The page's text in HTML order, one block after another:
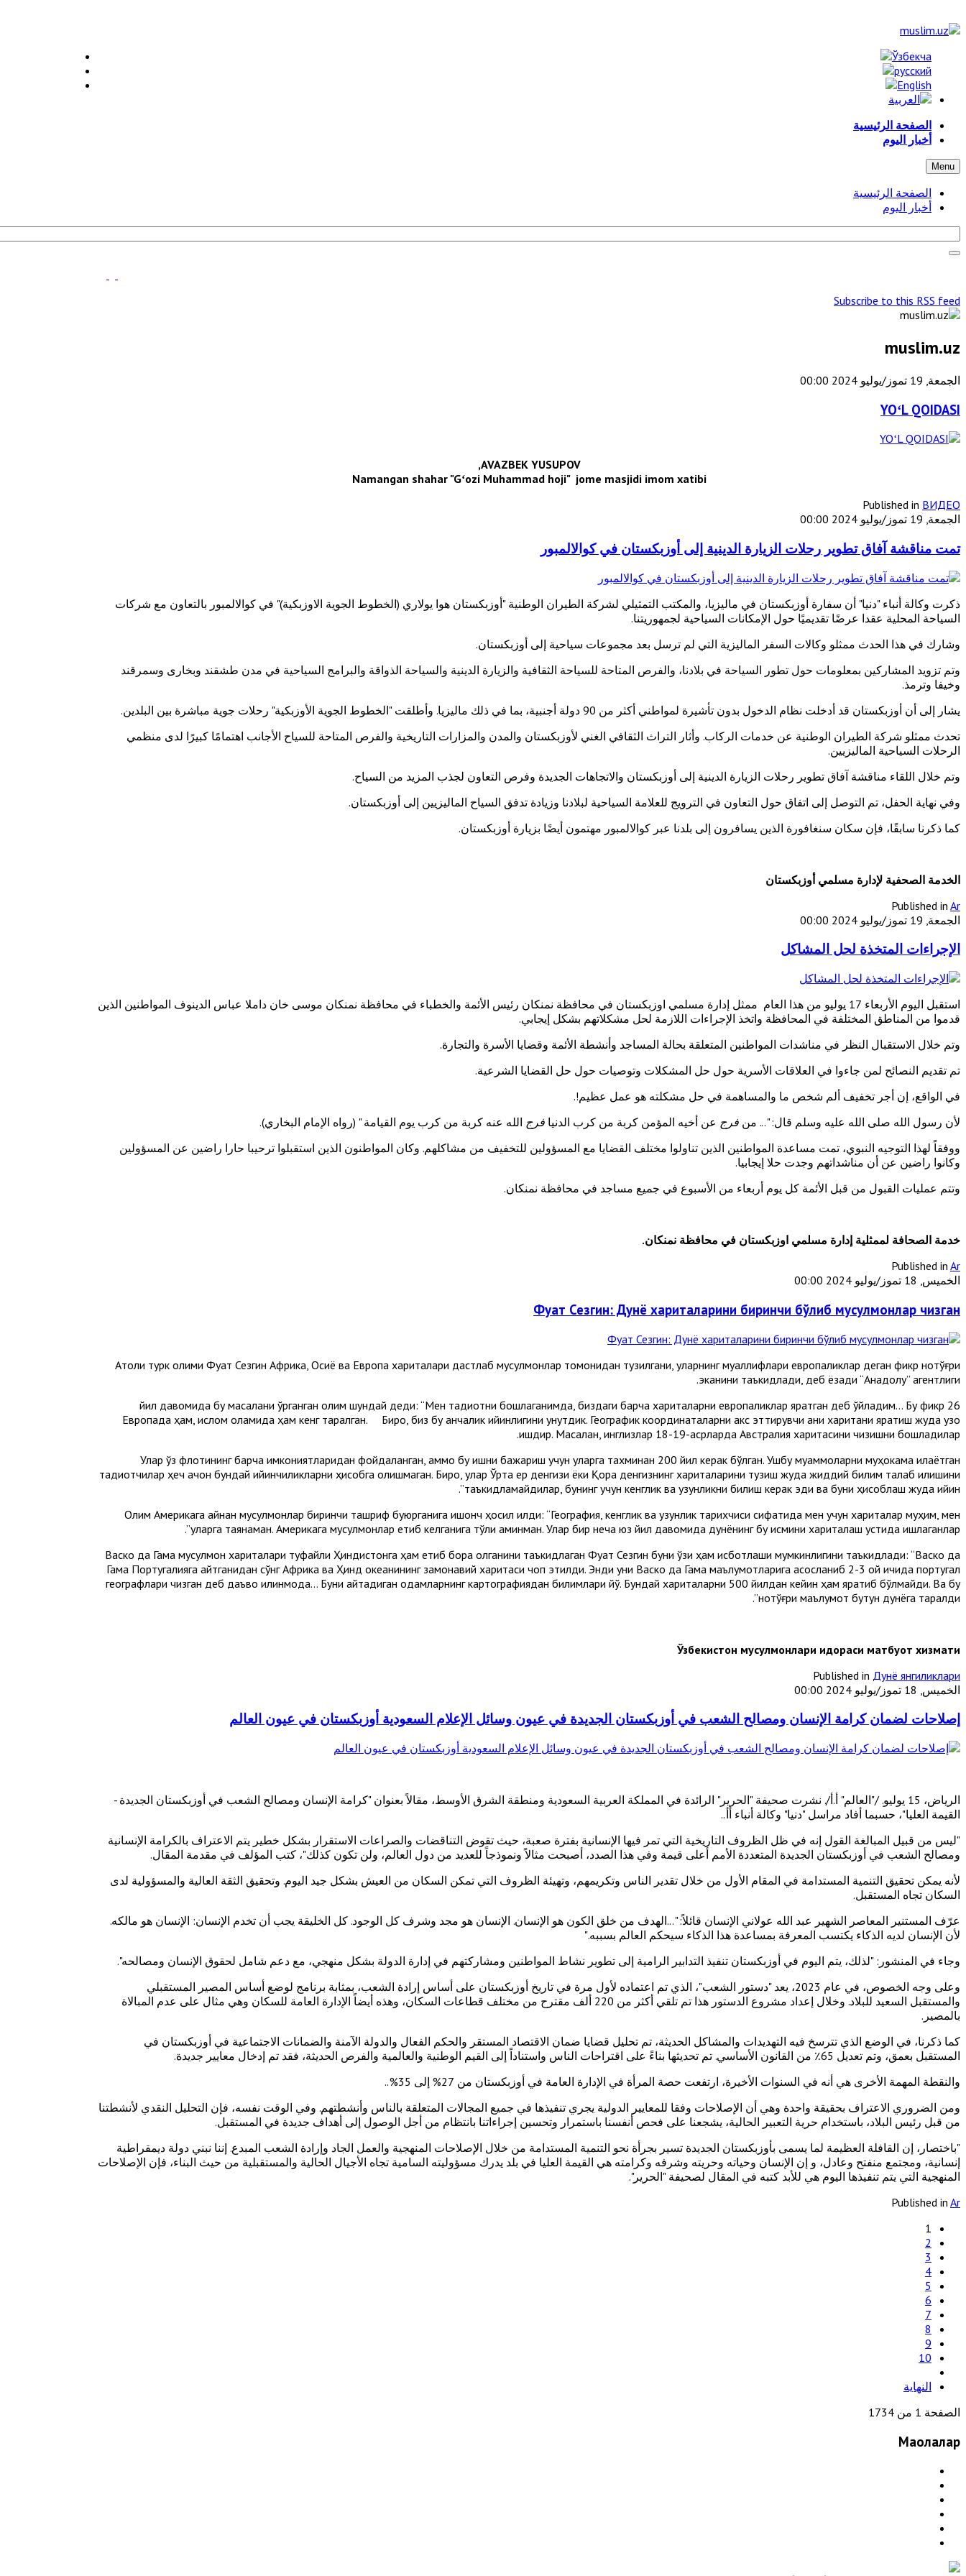
الصفحة الرئيسية
أخبار اليوم
Menu
الصفحة الرئيسية
أخبار اليوم
Subscribe to this RSS feed
muslim.uz
الجمعة, 19 تموز/يوليو 2024 00:00
YOʻL QOIDASI
AVAZBEK YUSUPOV,
Namangan shahar "Gʻozi Muhammad hoji" jome masjidi imom xatibi
Published in ВИДЕО
الجمعة, 19 تموز/يوليو 2024 00:00
تمت مناقشة آفاق تطوير رحلات الزيارة الدينية إلى أوزبكستان في كوالالمبور
ذكرت وكالة أنباء "دنيا" أن سفارة أوزبكستان في ماليزيا، والمكتب التمثيلي لشركة الطيران الوطنية "أوزبكستان هوا يولاري (الخطوط الجوية الاوزبكية)" في كوالالمبور بالتعاون مع شركات
السياحة المحلية عقدا عرضًا تقديميًا حول الإمكانات السياحية لجمهوريتنا.
وشارك في هذا الحدث ممثلو وكالات السفر الماليزية التي لم ترسل بعد مجموعات سياحية إلى أوزبكستان.
وتم تزويد المشاركين بمعلومات حول تطور السياحة في بلادنا، والفرص المتاحة للسياحة الثقافية والزيارة الدينية والسياحة الذواقة والبرامج السياحية في مدن طشقند وبخارى وسمرقند
وخيفا وترمذ.
يشار إلى أن أوزبكستان قد أدخلت نظام الدخول بدون تأشيرة لمواطني أكثر من 90 دولة أجنبية، بما في ذلك ماليزيا. وأطلقت "الخطوط الجوية الأوزبكية" رحلات جوية مباشرة بين البلدين.
تحدث ممثلو شركة الطيران الوطنية عن خدمات الركاب. وأثار التراث الثقافي الغني لأوزبكستان والمدن والمزارات التاريخية والفرص المتاحة للسياح الأجانب اهتمامًا كبيرًا لدى منظمي
الرحلات السياحية الماليزيين.
وتم خلال اللقاء مناقشة آفاق تطوير رحلات الزيارة الدينية إلى أوزبكستان والاتجاهات الجديدة وفرص التعاون لجذب المزيد من السياح.
وفي نهاية الحفل، تم التوصل إلى اتفاق حول التعاون في الترويج للعلامة السياحية لبلادنا وزيادة تدفق السياح الماليزيين إلى أوزبكستان.
كما ذكرنا سابقًا، فإن سكان سنغافورة الذين يسافرون إلى بلدنا عبر كوالالمبور مهتمون أيضًا بزيارة أوزبكستان.
الخدمة الصحفية لإدارة مسلمي أوزبكستان
Published in Ar
الجمعة, 19 تموز/يوليو 2024 00:00
الإجراءات المتخذة لحل المشاكل
استقبل اليوم الأربعاء 17 يوليو من هذا العام ممثل إدارة مسلمي اوزبكستان في محافظة نمنكان رئيس الأئمة والخطباء في محافظة نمنكان موسى خان داملا عباس الدينوف المواطنين الذين
قدموا من المناطق المختلفة في المحافظة واتخذ الإجراءات اللازمة لحل مشكلاتهم بشكل إيجابي.
وتم خلال الاستقبال النظر في مناشدات المواطنين المتعلقة بحالة المساجد وأنشطة الأئمة وقضايا الأسرة والتجارة.
تم تقديم النصائح لمن جاءوا في العلاقات الأسرية حول حل المشكلات وتوصيات حول حل القضايا الشرعية.
في الواقع، إن أجر تخفيف ألم شخص ما والمساهمة في حل مشكلته هو عمل عظيم!.
لأن رسول الله صلى الله عليه وسلم قال: "... من فرج عن أخيه المؤمن كربة من كرب الدنيا فرج الله عنه كربة من كرب يوم القيامة " (رواه الإمام البخاري).
ووفقاً لهذا التوجيه النبوي، تمت مساعدة المواطنين الذين تناولوا مختلف القضايا مع المسؤولين للتخفيف من مشاكلهم. وكان المواطنون الذين استقبلوا ترحيبا حارا راضين عن المسؤولين
وكانوا راضين عن أن مناشداتهم وجدت حلا إيجابيا.
وتتم عمليات القبول من قبل الأئمة كل يوم أربعاء من الأسبوع في جميع مساجد في محافظة نمنكان.
خدمة الصحافة لممثلية إدارة مسلمي اوزبكستان في محافظة نمنكان.
Published in Ar
الخميس, 18 تموز/يوليو 2024 00:00
Фуат Сезгин: Дунё хариталарини биринчи бўлиб мусулмонлар чизган
Aтоқли турк олими Фуат Сезгин Aфрика, Осиё ва Европа хариталари дастлаб мусулмонлар томонидан тузилгани, уларнинг муаллифлари европаликлар деган фикр нотўғри
эканини таъкидлади, деб ёзади “Aнадолу” агентлиги.
26 йил давомида бу масалани ўрганган олим шундай деди: “Мен тадқиқотни бошлаганимда, биздаги барча хариталарни европаликлар яратган деб ўйладим... Бу фикр
Европада ҳам, ислом оламида ҳам кенг тарқалган. Бироқ, биз бу қанчалик қийинлигини унутдик. Географик координаталарни акс эттирувчи аниқ харитани яратиш жуда узоқ
ишдир. Масалан, инглизлар 18-19-асрларда Aвстралия харитасини чизишни бошладилар.
Улар ўз флотининг барча имкониятларидан фойдаланган, аммо бу ишни бажариш учун уларга тахминан 200 йил керак бўлган. Ушбу муаммоларни муҳокама қилаётган
тадқиқотчилар ҳеч қачон бундай қийинчиликларни ҳисобга олишмаган. Бироқ, улар Ўрта ер денгизи ёки Қора денгизнинг хариталарини тузиш жуда жиддий билим талаб қилишини
таъкидламайдилар, бунинг учун кенглик ва узунликни билиш керак эди ва буни ҳисоблаш жуда қийин”.
Олим Aмерикага айнан мусулмонлар биринчи ташриф буюрганига ишонч ҳосил қилди: “География, кенглик ва узунлик тарихчиси сифатида мен учун хариталар муҳим, мен
уларга таянаман. Aмерикага мусулмонлар етиб келганига тўлиқ аминман. Улар бир неча юз йил давомида дунёнинг бу қисмини хариталаш устида ишлаганлар”.
Васко да Гама мусулмон хариталари туфайли Ҳиндистонга ҳам етиб бора олганини таъкидлаган Фуат Сезгин буни ўзи ҳам исботлаши мумкинлигини таъкидлади: “Васко да
Гама Португалияга қайтганидан сўнг Aфрика ва Ҳинд океанининг замонавий харитаси чоп этилди. Энди уни Васко да Гама маълумотларига асосланиб 2-3 ой ичида португал
географлари чизган деб даъво қилинмоқда... Буни айтадиган одамларнинг картографиядан билимлари йўқ. Бундай хариталарни 500 йилдан кейин ҳам яратиб бўлмайди. Ва бу
нотўғри маълумот бутун дунёга тарқалди”.
Ўзбекистон мусулмонлари идораси матбуот хизмати
Published in Дунё янгиликлари
الخميس, 18 تموز/يوليو 2024 00:00
إصلاحات لضمان كرامة الإنسان ومصالح الشعب في أوزبكستان الجديدة في عيون وسائل الإعلام السعودية أوزبكستان في عيون العالم
الرياض، 15 يوليو. /"العالم" أ.أ/. نشرت صحيفة "الحرير" الرائدة في المملكة العربية السعودية ومنطقة الشرق الأوسط، مقالاً بعنوان "كرامة الإنسان ومصالح الشعب في أوزبكستان الجديدة -
القيمة العليا"، حسبما أفاد مراسل "دنيا" وكالة أنباء أأ..
"ليس من قبيل المبالغة القول إنه في ظل الظروف التاريخية التي تمر فيها الإنسانية بفترة صعبة، حيث تقوض التناقضات والصراعات الاستقرار بشكل خطير يتم الاعتراف بالكرامة الإنسانية
ومصالح الشعب في أوزبكستان الجديدة المتعددة الأمم أعلى قيمة وفي هذا الصدد، أصبحت مثالاً ونموذجاً للعديد من دول العالم، ولن تكون كذلك"، كتب المؤلف في مقدمة المقال.
لأنه يمكن تحقيق التنمية المستدامة في المقام الأول من خلال تقدير الناس وتكريمهم، وتهيئة الظروف التي تمكن السكان من العيش بشكل جيد اليوم. وتحقيق الثقة العالية والمسؤولية لدى
السكان تجاه المستقبل.
عرّف المستنير المعاصر الشهير عبد الله عولاني الإنسان قائلاً: "...الهدف من خلق الكون هو الإنسان. الإنسان هو مجد وشرف كل الوجود. كل الخليقة يجب أن تخدم الإنسان: الإنسان هو مالكه.
لأن الإنسان لديه الذكاء يكتسب المعرفة بمساعدة هذا الذكاء سيحكم العالم بسببه."
وجاء في المنشور: "لذلك، يتم اليوم في أوزبكستان تنفيذ التدابير الرامية إلى تطوير نشاط المواطنين ومشاركتهم في إدارة الدولة بشكل منهجي، مع دعم شامل لحقوق الإنسان ومصالحه".
وعلى وجه الخصوص، في عام 2023، يعد "دستور الشعب"، الذي تم اعتماده لأول مرة في تاريخ أوزبكستان على أساس إرادة الشعب، بمثابة برنامج لوضع أساس المصير المستقبلي
والمستقبل السعيد للبلاد. وخلال إعداد مشروع الدستور هذا تم تلقي أكثر من 220 ألف مقترح من مختلف قطاعات السكان، وهذه أيضاً الإدارة العامة للسكان وهي مثال على عدم المبالاة
بالمصير.
كما ذكرنا، في الوضع الذي تترسخ فيه التهديدات والمشاكل الحديثة، تم تحليل قضايا ضمان الاقتصاد المستقر والحكم الفعال والدولة الآمنة والضمانات الاجتماعية في أوزبكستان في
المستقبل بعمق، وتم تعديل 65٪ من القانون الأساسي. تم تحديثها بناءً على اقتراحات الناس واستناداً إلى القيم الوطنية والعالمية والفرص الحديثة، فقد تم إدخال معايير جديدة.
والنقطة المهمة الأخرى هي أنه في السنوات الأخيرة، ارتفعت حصة المرأة في الإدارة العامة في أوزبكستان من 27% إلى 35%..
ومن الضروري الاعتراف بحقيقة واحدة وهي أن الإصلاحات وفقا للمعايير الدولية يجري تنفيذها في جميع المجالات المتعلقة بالناس وأنشطتهم. وفي الوقت نفسه، فإن التحليل النقدي لأنشطتنا
من قبل رئيس البلاد، باستخدام حرية التعبير الحالية، يشجعنا على فحص أنفسنا باستمرار وتحسين إجراءاتنا بانتظام من أجل الوصول إلى أهداف جديدة في المستقبل.
"باختصار، إن القافلة العظيمة لما يسمى بأوزبكستان الجديدة تسير بجرأة نحو التنمية المستدامة من خلال الإصلاحات المنهجية والعمل الجاد وإرادة الشعب المبدع. إننا نبني دولة ديمقراطية
إنسانية، ومجتمع منفتح وعادل، و إن الإنسان وحياته وحريته وشرفه وكرامته هي القيمة العليا في بلد يدرك مسؤوليته السامية تجاه الأجيال الحالية والمستقبلية من حيث البناء، فإن الإصلاحات
المنهجية التي يتم تنفيذها اليوم هي للأبد كتبه في المقال لصحيفة "الحرير".
Published in Ar
1
2
3
4
5
6
7
8
9
10
النهاية
الصفحة 1 من 1734
Мақолалар